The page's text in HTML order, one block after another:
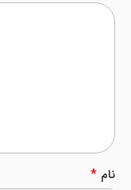
نام *